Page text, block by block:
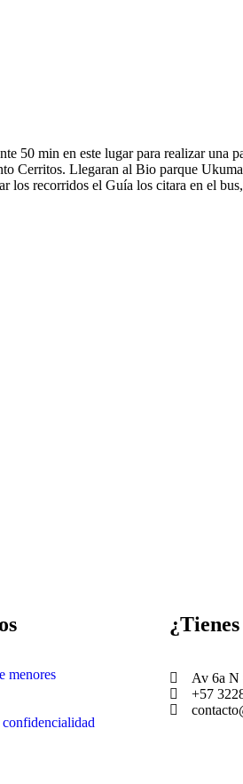
min en este lugar para realizar una
Cerritos. Llegaran al Bio parque
recorridos el Guía los citara en el
menores
Av 6a N
+57